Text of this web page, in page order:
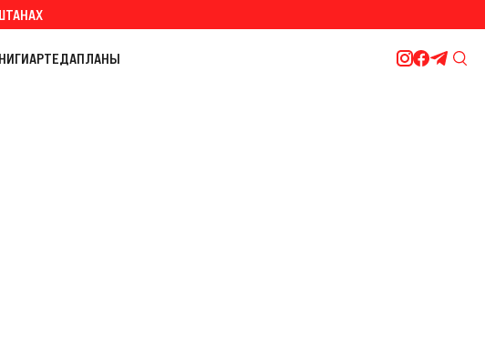
АРТЕДАПЛАНЫ